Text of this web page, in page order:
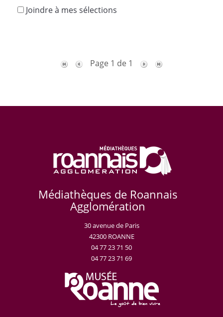
Joindre à mes sélections
Page 1 de 1
Médiathèques de Roannais
Agglomération
30 avenue de Paris
42300 ROANNE
04 77 23 71 50
04 77 23 71 69